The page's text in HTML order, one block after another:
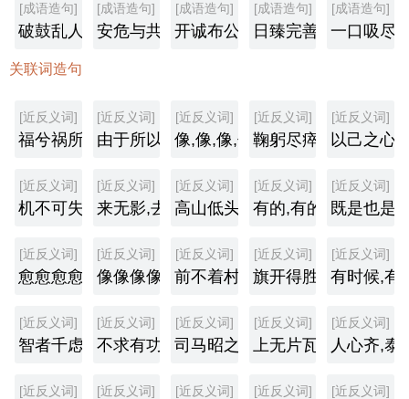
[成语造句]
破鼓乱人捶
[成语造句]
安危与共
[成语造句]
开诚布公
[成语造句]
日臻完善
[成语造句]
一口吸尽
关联词造句
[近反义词]
福兮祸所伏,祸兮福所倚
[近反义词]
由于所以
[近反义词]
像,像,像,像
[近反义词]
鞠躬尽瘁,死而后已
[近反义词]
以己之心,
[近反义词]
机不可失,失不再来
[近反义词]
来无影,去无踪
[近反义词]
高山低头,河水让路
[近反义词]
有的,有的,有的
[近反义词]
既是也是
[近反义词]
愈愈愈愈
[近反义词]
像像像像
[近反义词]
前不着村,后不着店
[近反义词]
旗开得胜,马到成功
[近反义词]
有时候,有
[近反义词]
智者千虑,必有一失
[近反义词]
不求有功,但求无过
[近反义词]
司马昭之心,路人皆知
[近反义词]
上无片瓦,下无插针之
[近反义词]
人心齐,泰
[近反义词] [近反义词] [近反义词] [近反义词] [近反义词]